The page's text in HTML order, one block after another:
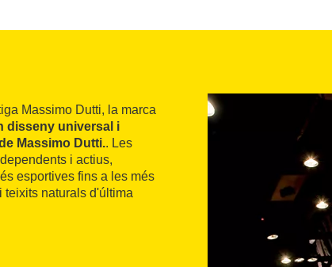
Massimo Dutti, la marca
disseny universal i
Massimo Dutti.. Les
i actius,
esportives fins a les més
teixits naturals d'última